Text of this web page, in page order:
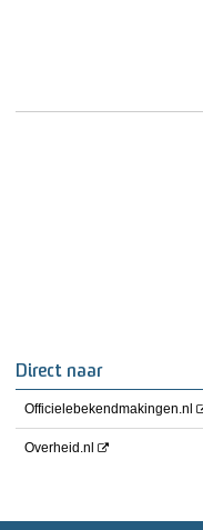
Direct naar
Officielebekendmakingen.nl
Overheid.nl